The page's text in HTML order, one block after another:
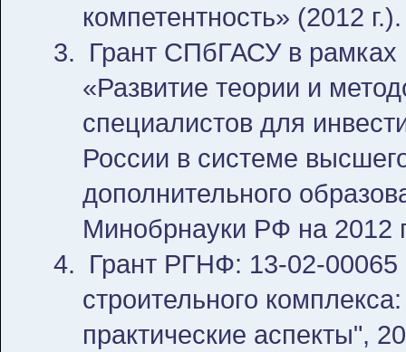
компетентность» (2012 г.).
Грант СПбГАСУ в рамках
«Развитие теории и
специалистов для
России в системе
дополнительного
Минобрнауки РФ на 2012
Грант РГНФ: 13-02-
строительного
практические аспекты",